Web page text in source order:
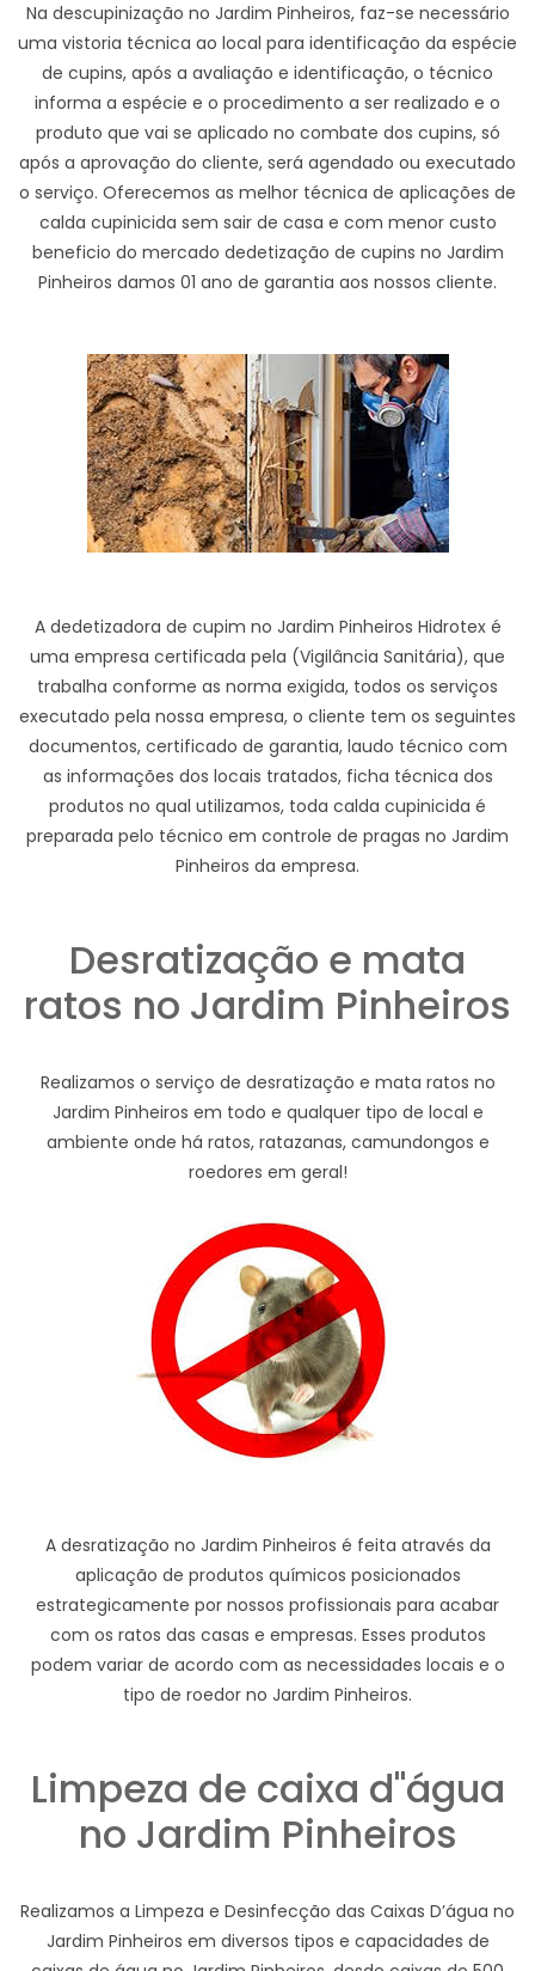
Na descupinização no Jardim Pinheiros, faz-se necessário
uma vistoria técnica ao local para identificação da espécie
de cupins, após a avaliação e identificação, o técnico
informa a espécie e o procedimento a ser realizado e o
produto que vai se aplicado no combate dos cupins, só
após a aprovação do cliente, será agendado ou executado
o serviço. Oferecemos as melhor técnica de aplicações de
calda cupinicida sem sair de casa e com menor custo
beneficio do mercado dedetização de cupins no Jardim
Pinheiros damos 01 ano de garantia aos nossos cliente.
A dedetizadora de cupim no Jardim Pinheiros Hidrotex é
uma empresa certificada pela (Vigilância Sanitária), que
trabalha conforme as norma exigida, todos os serviços
executado pela nossa empresa, o cliente tem os seguintes
documentos, certificado de garantia, laudo técnico com
as informações dos locais tratados, ficha técnica dos
produtos no qual utilizamos, toda calda cupinicida é
preparada pelo técnico em controle de pragas no Jardim
Pinheiros da empresa.
Desratização e mata
ratos no Jardim Pinheiros
Realizamos o serviço de desratização e mata ratos no
Jardim Pinheiros em todo e qualquer tipo de local e
ambiente onde há ratos, ratazanas, camundongos e
roedores em geral!
A desratização no Jardim Pinheiros é feita através da
aplicação de produtos químicos posicionados
estrategicamente por nossos profissionais para acabar
com os ratos das casas e empresas. Esses produtos
podem variar de acordo com as necessidades locais e o
tipo de roedor no Jardim Pinheiros.
Limpeza de caixa d"água
no Jardim Pinheiros
Realizamos a Limpeza e Desinfecção das Caixas D’água no
Jardim Pinheiros em diversos tipos e capacidades de